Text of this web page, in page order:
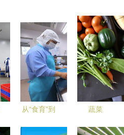
从“食育”到
蔬菜